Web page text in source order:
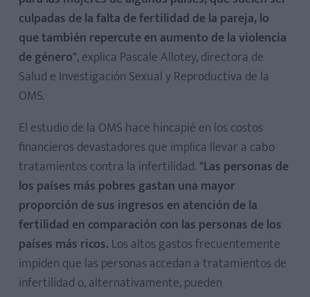
culpadas de la falta de fertilidad de la pareja, lo
que también repercute en aumento de la violencia
de género", explica Pascale Allotey, directora de
Salud e Investigación Sexual y Reproductiva de la
OMS.
El estudio de la OMS hace hincapié en los costos
financieros devastadores que implica llevar a cabo
tratamientos contra la infertilidad. "Las personas de
los países más pobres gastan una mayor
proporción de sus ingresos en atención de la
fertilidad en comparación con las personas de los
países más ricos. Los altos gastos frecuentemente
impiden que las personas accedan a tratamientos de
infertilidad o, alternativamente, pueden